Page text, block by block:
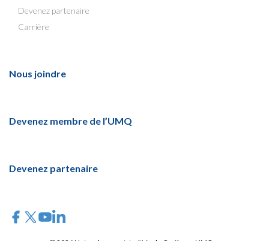
Devenez partenaire
Carrière
Nous joindre
Devenez membre de l’UMQ
Devenez partenaire